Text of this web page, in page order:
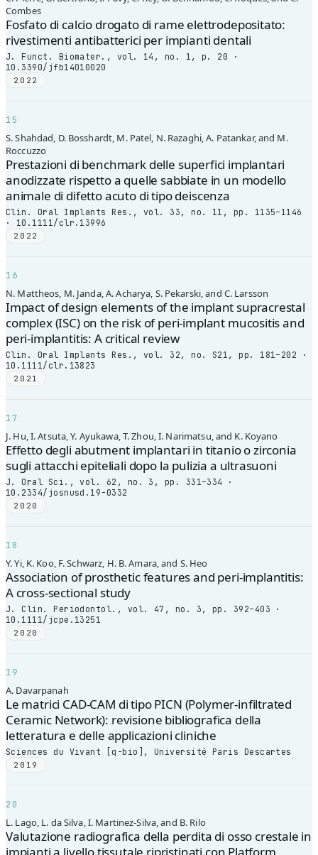
Combes
Fosfato di calcio drogato di rame elettrodepositato:
rivestimenti antibatterici per impianti dentali
J. Funct. Biomater., vol. 14, no. 1, p. 20 ·
10.3390/jfb14010020
2022
15
S. Shahdad, D. Bosshardt, M. Patel, N. Razaghi, A. Patankar, and M.
Roccuzzo
Prestazioni di benchmark delle superfici implantari
anodizzate rispetto a quelle sabbiate in un modello
animale di difetto acuto di tipo deiscenza
Clin. Oral Implants Res., vol. 33, no. 11, pp. 1135–1146
· 10.1111/clr.13996
2022
16
N. Mattheos, M. Janda, A. Acharya, S. Pekarski, and C. Larsson
Impact of design elements of the implant supracrestal
complex (ISC) on the risk of peri-implant mucositis and
peri-implantitis: A critical review
Clin. Oral Implants Res., vol. 32, no. S21, pp. 181–202 ·
10.1111/clr.13823
2021
17
J. Hu, I. Atsuta, Y. Ayukawa, T. Zhou, I. Narimatsu, and K. Koyano
Effetto degli abutment implantari in titanio o zirconia
sugli attacchi epiteliali dopo la pulizia a ultrasuoni
J. Oral Sci., vol. 62, no. 3, pp. 331–334 ·
10.2334/josnusd.19-0332
2020
18
Y. Yi, K. Koo, F. Schwarz, H. B. Amara, and S. Heo
Association of prosthetic features and peri-implantitis:
A cross-sectional study
J. Clin. Periodontol., vol. 47, no. 3, pp. 392–403 ·
10.1111/jcpe.13251
2020
19
A. Davarpanah
Le matrici CAD-CAM di tipo PICN (Polymer-infiltrated
Ceramic Network): revisione bibliografica della
letteratura e delle applicazioni cliniche
Sciences du Vivant [q-bio], Université Paris Descartes
2019
20
L. Lago, L. da Silva, I. Martinez-Silva, and B. Rilo
Valutazione radiografica della perdita di osso crestale in